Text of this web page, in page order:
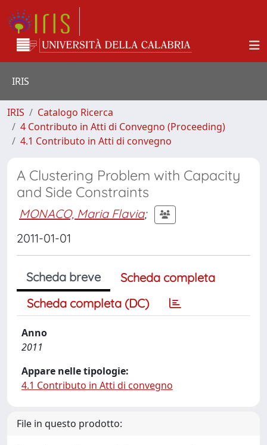
IRIS
IRIS
Catalogo Ricerca
4 Contributo in Atti di Convegno (Proceeding)
4.1 Contributo in Atti di convegno
A Clustering Problem with Capacity
and Side Constraints
MONACO, Maria Flavia;
2011-01-01
Scheda breve
Scheda completa
Scheda completa (DC)
Anno
2011
Appare nelle tipologie:
4.1 Contributo in Atti di convegno
File in questo prodotto: